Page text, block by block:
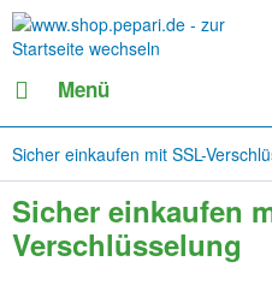
Menü
Sicher einkaufen mit SSL-
Sicher einkaufen
Verschlüsselung